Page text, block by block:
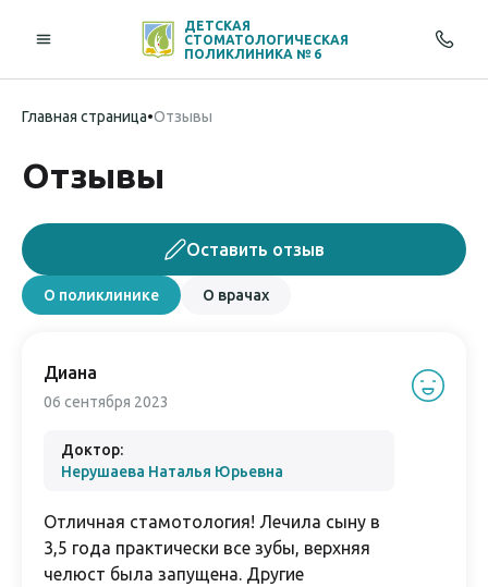
ДЕТСКАЯ
СТОМАТОЛОГИЧЕСКАЯ
ПОЛИКЛИНИКА № 6
Главная страница•Отзывы
Отзывы
О поликлинике О врачах
Оставить отзыв
Диана
06 сентября 2023
Доктор:
Нерушаева Наталья Юрьевна
Отличная стамотология! Лечила сыну в
3,5 года практически все зубы, верхняя
челюст была запущена. Другие